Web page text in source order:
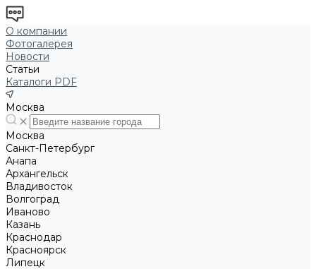
О компании
Фотогалерея
Новости
Статьи
Каталоги PDF
Москва
Москва
Санкт-Петербург
Анапа
Архангельск
Владивосток
Волгоград
Иваново
Казань
Краснодар
Красноярск
Липецк